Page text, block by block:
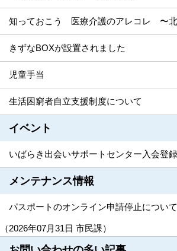
きずなBOXが設置されました
児童手当
生活困窮者自立支援制度について
イベント
メンテナンス情報
パスポートのオンライン申請停止について
（2026年07月31日 市民課）